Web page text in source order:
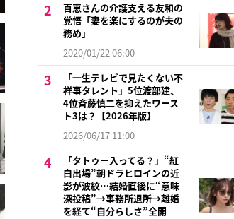
百恵さんの介護支える友和の
覚悟「妻を楽にするのが夫の
務め」
2020/01/22 06:00
「一生テレビで見たくない不
祥事タレント」5位渡部建、
4位斉藤慎二を抑えたワース
ト3は？【2026年版】
2026/06/17 11:00
「タトゥー入ってる？」“紅
白出場”朝ドラヒロインの近
影が波紋…結婚直後に“意味
深投稿”→事務所退所→離婚
を経て“自分らしさ”全開